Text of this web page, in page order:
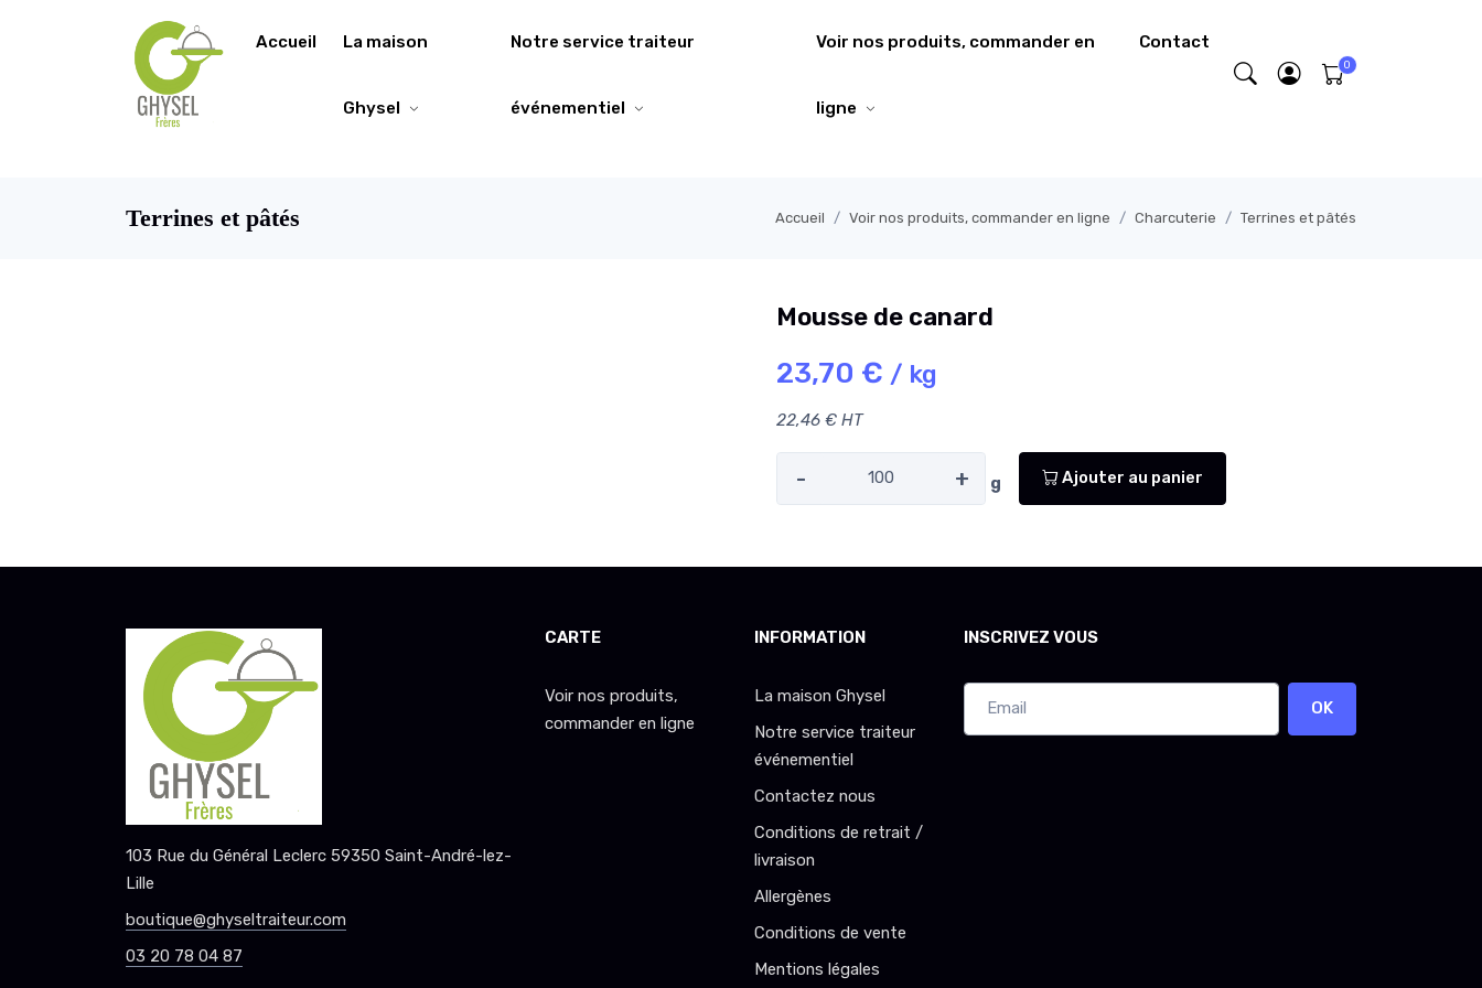
Accueil
La maison
Ghysel
Notre service traiteur
événementiel
Voir nos produits, commander en
ligne
Contact
Terrines et pâtés Accueil Voir nos produits, commander en ligne Charcuterie Terrines et pâtés
Mousse de canard
23,70 € / kg
22,46 € HT
- + g Ajouter au panier
103 Rue du Général Leclerc 59350 Saint-André-lez-
Lille
boutique@ghyseltraiteur.com
03 20 78 04 87
CARTE
Voir nos produits,
commander en ligne
INFORMATION
La maison Ghysel
Notre service traiteur
événementiel
Contactez nous
Conditions de retrait /
livraison
Allergènes
Conditions de vente
Mentions légales
INSCRIVEZ VOUS
OK